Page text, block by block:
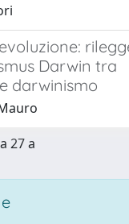
Darwin tra
darwinismo
27 a